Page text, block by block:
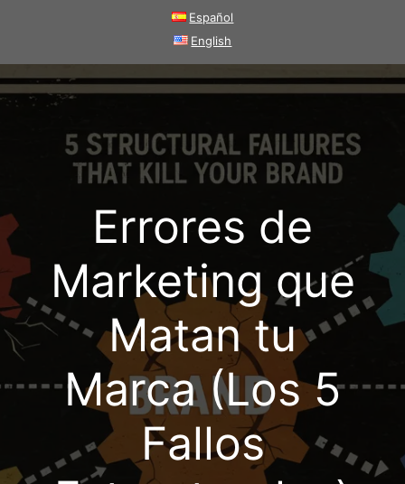
Español
English
Errores de
Marketing que
Matan tu
Marca (Los 5
Fallos